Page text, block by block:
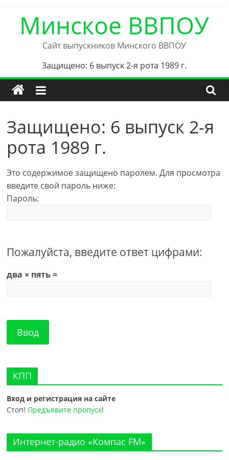
contentМинское ВВПОУ
Сайт выпускников Минского ВВПОУ
Защищено: 6 выпуск 2-я рота 1989 г.
Защищено: 6 выпуск 2-я
рота 1989 г.
Это содержимое защищено паролем. Для просмотра
введите свой пароль ниже:
Пароль:
Пожалуйста, введите ответ цифрами:
два × пять =
КПП
Вход и регистрация на сайте
Стоп! Предъявите пропуск!
Интернет-радио «Компас FM»